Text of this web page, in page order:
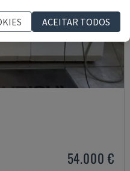
54.000 €
ACEITAR TODOS